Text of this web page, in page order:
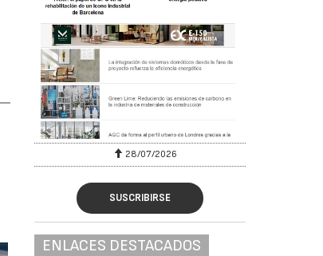
28/07/2026
SUSCRIBIRSE
ENLACES DESTACADOS